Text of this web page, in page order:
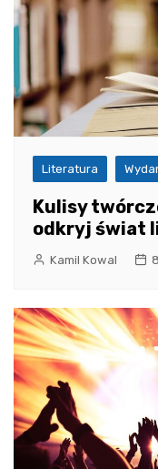
Literatura
Kulisy
odkryj świat
Kamil Kowal